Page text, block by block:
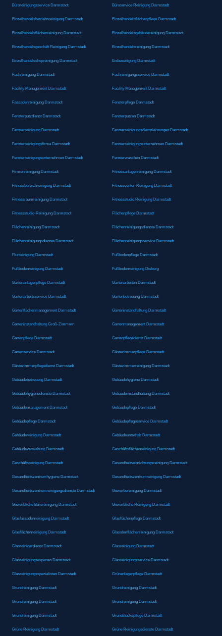
Büroreinigungsservice Darmstadt Büroservice Reinigung Darmstadt
Einzelhandelsbetriebsreinigung Darmstadt Einzelhandelsflächenpflege Darmstadt
Einzelhandelsflächenreinigung Darmstadt Einzelhandelsgebäudereinigung Darmstadt
Einzelhandelsgeschäft Reinigung Darmstadt Einzelhandelsreinigung Darmstadt
Einzelhandelsshopreinigung Darmstadt Eisbeseitigung Darmstadt
Fachreinigung Darmstadt Fachreinigungsservice Darmstadt
Facility Management Darmstadt Facility Management Darmstadt
Fassadenreinigung Darmstadt Fensterpflege Darmstadt
Fensterputzdienst Darmstadt Fensterputzen Darmstadt
Fensterreinigung Darmstadt Fensterreinigungsdienstleistungen Darmstadt
Fensterreinigungsfirma Darmstadt Fensterreinigungsunternehmen Darmstadt
Fensterreinigungsunternehmen Darmstadt Fensterwaschen Darmstadt
Firmenreinigung Darmstadt Fitnessanlagenreinigung Darmstadt
Fitnessbereichreinigung Darmstadt Fitnesscenter-Reinigung Darmstadt
Fitnessraumreinigung Darmstadt Fitnessstudio Reinigung Darmstadt
Fitnessstudio-Reinigung Darmstadt Flächenpflege Darmstadt
Flächenreinigung Darmstadt Flächenreinigungsdienste Darmstadt
Flächenreinigungsdienste Darmstadt Flächenreinigungsservice Darmstadt
Flurreinigung Darmstadt Fußbodenpflege Darmstadt
Fußbodenreinigung Darmstadt Fußbodenreinigung Dieburg
Gartenanlagenpflege Darmstadt Gartenarbeiten Darmstadt
Gartenarbeitsservice Darmstadt Gartenbetreuung Darmstadt
Gartenflächenmanagement Darmstadt Garteninstandhaltung Darmstadt
Garteninstandhaltung Groß-Zimmern Gartenmanagement Darmstadt
Gartenpflege Darmstadt Gartenpflegedienst Darmstadt
Gartenservice Darmstadt Gästezimmerpflege Darmstadt
Gästezimmerpflegedienst Darmstadt Gästezimmerreinigung Darmstadt
Gebäudebetreuung Darmstadt Gebäudehygiene Darmstadt
Gebäudehygienedienste Darmstadt Gebäudeinstandhaltung Darmstadt
Gebäudemanagement Darmstadt Gebäudepflege Darmstadt
Gebäudepflege Darmstadt Gebäudepflegeservice Darmstadt
Gebäudereinigung Darmstadt Gebäudeunterhalt Darmstadt
Gebäudeverwaltung Darmstadt Geschäftsflächenreinigung Darmstadt
Geschäftsreinigung Darmstadt Gesundheitseinrichtungsreinigung Darmstadt
Gesundheitszentrumhygiene Darmstadt Gesundheitszentrumreinigung Darmstadt
Gesundheitszentrumreinigungsdienste Darmstadt Gewerbereinigung Darmstadt
Gewerbliche Büroreinigung Darmstadt Gewerbliche Reinigung Darmstadt
Glasfassadenreinigung Darmstadt Glasflächenpflege Darmstadt
Glasflächenreinigung Darmstadt Glasoberflächenreinigung Darmstadt
Glasreinigerdienst Darmstadt Glasreinigung Darmstadt
Glasreinigungsexperten Darmstadt Glasreinigungsservice Darmstadt
Glasreinigungsspezialisten Darmstadt Grünanlagenpflege Darmstadt
Grundreinigung Darmstadt Grundreinigung Darmstadt
Grundreinigung Darmstadt Grundreinigung Darmstadt
Grundreinigung Darmstadt Grundstückspflege Darmstadt
Grüne Reinigung Darmstadt Grüne Reinigungsdienste Darmstadt